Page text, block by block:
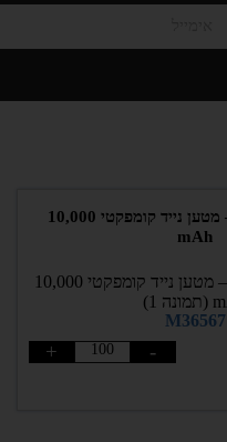
EVERBOOST – מטען נייד קומפקטי 10,000
mAh
M36567
-
+